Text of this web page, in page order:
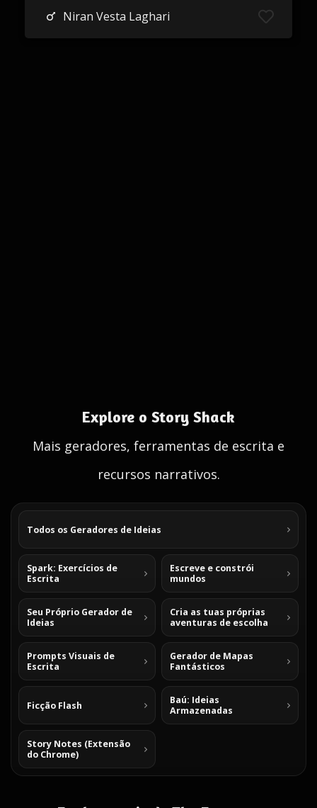
Niran Vesta Laghari
Explore o Story Shack
Mais geradores, ferramentas de escrita e
recursos narrativos.
Todos os Geradores de Ideias
Spark: Exercícios de
Escrita
Escreve e constrói
mundos
Seu Próprio Gerador de
Ideias
Cria as tuas próprias
aventuras de escolha
Prompts Visuais de
Escrita
Gerador de Mapas
Fantásticos
Ficção Flash
Baú: Ideias
Armazenadas
Story Notes (Extensão
do Chrome)